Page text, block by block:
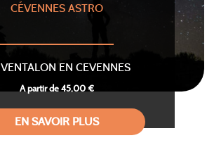
CÉVENNES ASTRO
VENTALON EN CEVENNES
A partir de 45,00 €
EN SAVOIR PLUS